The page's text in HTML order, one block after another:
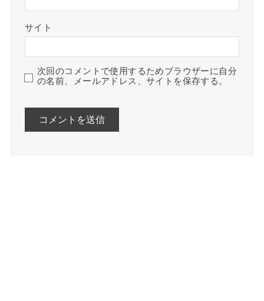
サイト
次回のコメントで使用するためブラウザーに自分
の名前、メールアドレス、サイトを保存する。